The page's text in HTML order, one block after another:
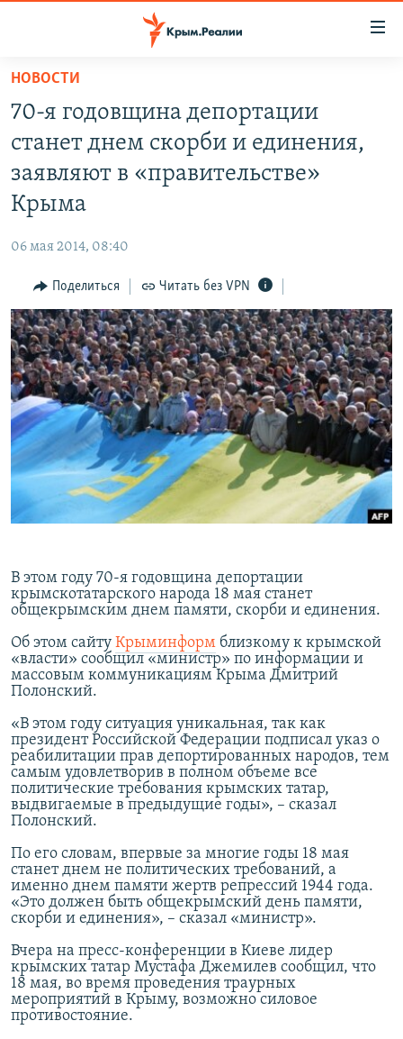
Вернуться
основному
содержанию
главной
Вернутся
поиску
СПЕЦПРОЕКТЫ
ИСТОРИЯ
ИНФОГРАФИКА
ТЕЛЕПРОЕКТ КРЫМ.РЕАЛИИ
СОВЕТЫ ПРАВОЗАЩИТНИКОВ
ПРОПАВШИЕ БЕЗ ВЕСТИ
ПОБЕДИТЕЛЕЙ НЕ СУДЯТ?
КРЫМ.НЕПОКОРЕННЫЙ
УКРАИНСКАЯ ПРОБЛЕМА КРЫМА
РАДІО СВОБОДА
КАК ОБОЙТИ БЛОКИРОВКУ
Українською
Qırımtatar
ПРИСОЕДИНЯЙТЕСЬ!
НОВОСТИ
70-я годовщина депортации
станет днем скорби и единения,
заявляют в «правительстве»
Крыма
06 мая 2014, 08:40
Поделиться Читать без VPN
​В этом году 70-я годовщина депортации
крымскотатарского народа 18 мая станет
общекрымским днем памяти, скорби и единения.
Об этом сайту Крыминформ близкому к крымской
«власти» сообщил «министр» по информации и
массовым коммуникациям Крыма Дмитрий
Полонский.
«В этом году ситуация уникальная, так как
президент Российской Федерации подписал указ о
реабилитации прав депортированных народов, тем
самым удовлетворив в полном объеме все
политические требования крымских татар,
выдвигаемые в предыдущие годы», – сказал
Полонский.
По его словам, впервые за многие годы 18 мая
станет днем не политических требований, а
именно днем памяти жертв репрессий 1944 года.
«Это должен быть общекрымский день памяти,
скорби и единения», – сказал «министр».
Вчера на пресс-конференции в Киеве лидер
крымских татар Мустафа Джемилев сообщил, что
18 мая, во время проведения траурных
мероприятий в Крыму, возможно силовое
противостояние.